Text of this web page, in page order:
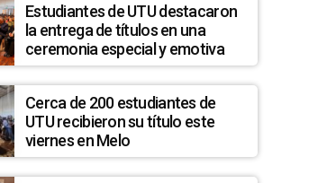
Estudiantes de UTU destacaron
la entrega de títulos en una
ceremonia especial y emotiva
Cerca de 200 estudiantes de
UTU recibieron su título este
viernes en Melo